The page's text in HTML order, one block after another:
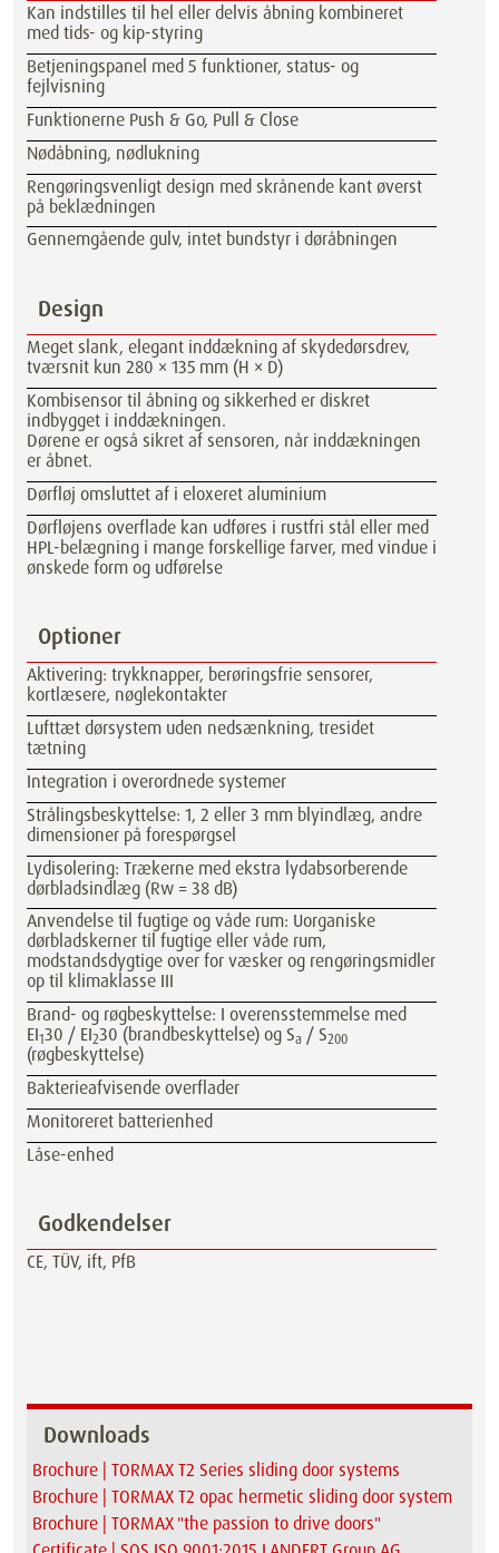
Kan indstilles til hel eller delvis åbning kombineret
med tids- og kip-styring
Betjeningspanel med 5 funktioner, status- og
fejlvisning
Funktionerne Push & Go, Pull & Close
Nødåbning, nødlukning
Rengøringsvenligt design med skrånende kant øverst
på beklædningen
Gennemgående gulv, intet bundstyr i døråbningen
Design
Meget slank, elegant inddækning af skydedørsdrev,
tværsnit kun 280 × 135 mm (H × D)
Kombisensor til åbning og sikkerhed er diskret
indbygget i inddækningen.
Dørene er også sikret af sensoren, når inddækningen
er åbnet.
Dørfløj omsluttet af i eloxeret aluminium
Dørfløjens overflade kan udføres i rustfri stål eller med
HPL-belægning i mange forskellige farver, med vindue i
ønskede form og udførelse
Optioner
Aktivering: trykknapper, berøringsfrie sensorer,
kortlæsere, nøglekontakter
Lufttæt dørsystem uden nedsænkning, tresidet
tætning
Integration i overordnede systemer
Strålingsbeskyttelse: 1, 2 eller 3 mm blyindlæg, andre
dimensioner på forespørgsel
Lydisolering: Trækerne med ekstra lydabsorberende
dørbladsindlæg (Rw = 38 dB)
Anvendelse til fugtige og våde rum: Uorganiske
dørbladskerner til fugtige eller våde rum,
modstandsdygtige over for væsker og rengøringsmidler
op til klimaklasse III
Brand- og røgbeskyttelse: I overensstemmelse med
EI130 / EI230 (brandbeskyttelse) og Sa / S200
(røgbeskyttelse)
Bakterieafvisende overflader
Monitoreret batterienhed
Låse-enhed
Godkendelser
CE, TÜV, ift, PfB
Downloads
Brochure | TORMAX T2 Series sliding door systems
Brochure | TORMAX T2 opac hermetic sliding door system
Brochure | TORMAX "the passion to drive doors"